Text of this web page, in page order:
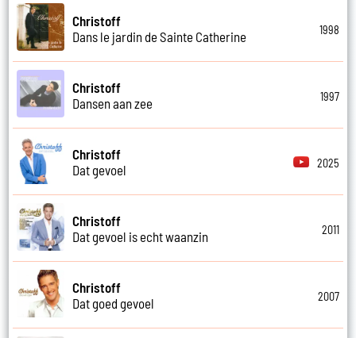
Christoff
Dans le jardin de Sainte Catherine
1998
Christoff
Dansen aan zee
1997
Christoff
Dat gevoel
2025
Christoff
Dat gevoel is echt waanzin
2011
Christoff
Dat goed gevoel
2007